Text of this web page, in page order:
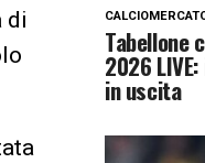
di
Tabellone
2026
in uscita